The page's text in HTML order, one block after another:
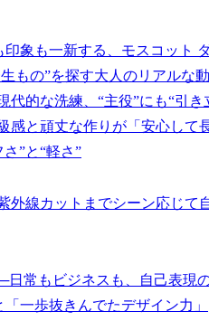
象も一新する、モスコット
もの”を探す大人のリアルな
的な洗練、“主役”にも“引き
と頑丈な作りが「安心して
”と“軽さ”
外線カットまでシーン応じて
日常もビジネスも、自己表現
一歩抜きんでたデザイン力」